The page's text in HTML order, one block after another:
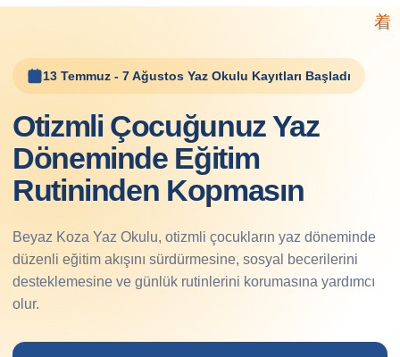
13 Temmuz - 7 Ağustos Yaz Okulu Kayıtları Başladı
Otizmli Çocuğunuz Yaz
Döneminde Eğitim
Rutininden Kopmasın
Beyaz Koza Yaz Okulu, otizmli çocukların yaz döneminde
düzenli eğitim akışını sürdürmesine, sosyal becerilerini
desteklemesine ve günlük rutinlerini korumasına yardımcı
olur.